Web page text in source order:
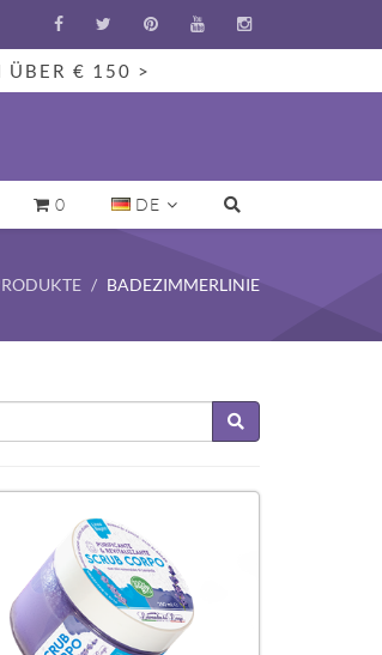
ÜBER € 150 >
0 DE
BADEZIMMERLINIE